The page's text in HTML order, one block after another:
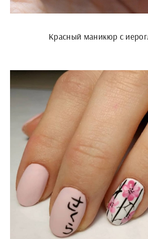
Красный маникюр с